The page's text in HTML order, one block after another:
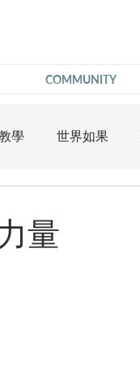
COMMUNITY
學 世界如果
量